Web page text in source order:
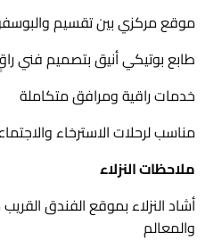
موقع مركزي بين تقسيم
طابع بوتيكي أنيق بتصميم فني
خدمات راقية ومرافق متكاملة
مناسب لرحلات الاسترخاء
ملاحظات النزلاء
أشاد النزلاء بموقع الفندق
والمعالم